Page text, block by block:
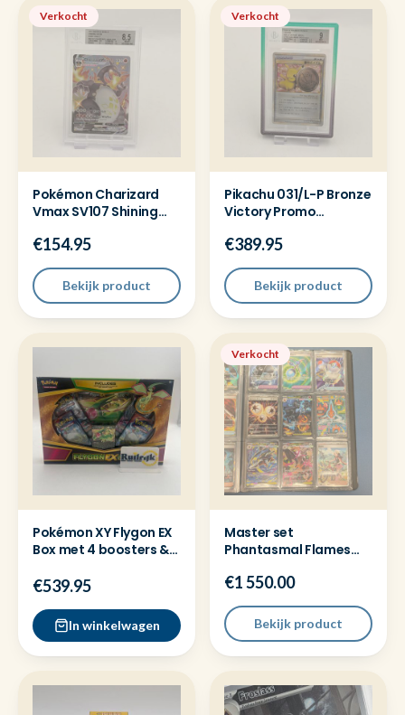
Verkocht
Pokémon Charizard
Vmax SV107 Shining
€154.95
Bekijk product
Verkocht
Pikachu 031/L-P Bronze
Victory Promo
Guard
€389.95
Bekijk product
Pokémon XY Flygon EX
Box met 4 boosters &
€539.95
In winkelwagen
Verkocht
Master set
Phantasmal Flames
125 + Promo's
€1 550.00
Bekijk product